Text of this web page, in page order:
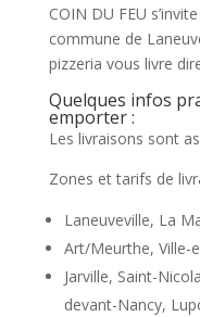
COIN DU FEU
commune de
pizzeria vous livre
Quelques infos
emporter :
Les livraisons sont
Zones et tarifs de
Laneuveville, La
Art/Meurthe, Ville-
Jarville, Saint-
devant-Nancy,